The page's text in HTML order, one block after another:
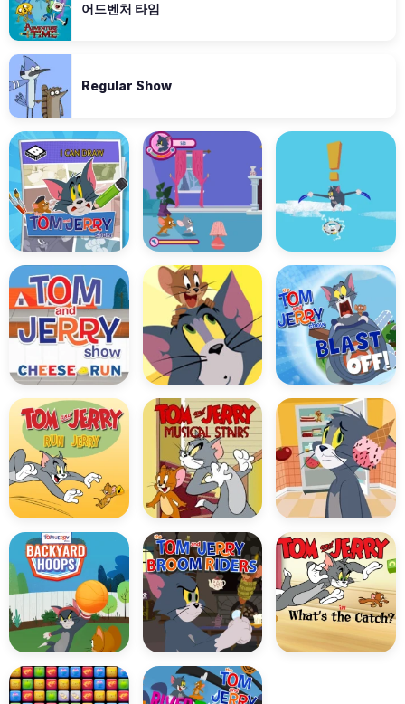
어드벤처 타임
Regular Show